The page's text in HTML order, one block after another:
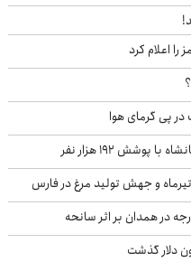
اعلام کرد
پی گرمای هوا
۱۹۲ هزار نفر
در همدان بر اثر سانحه